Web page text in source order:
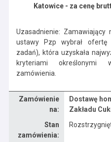
Katowice - za cenę
Uzasadnienie:
ustawy Pzp wybrał ofertę
zadań), która uzyskała
kryteriami określonymi
zamówienia.
Zamówienie
na:
Dostawę
Zakładu
Stan
zamówienia: